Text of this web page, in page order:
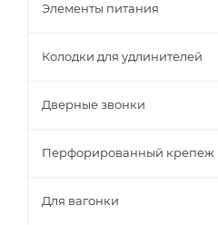
Элементы питания
Колодки для удлинителей
Дверные звонки
Перфорированный крепеж
Для вагонки